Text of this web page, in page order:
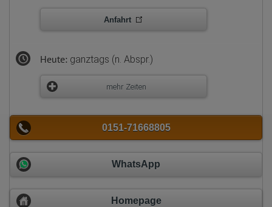
Anfahrt
Heute: ganztags (n. Abspr.)
mehr Zeiten
0151-71668805
WhatsApp
Homepage